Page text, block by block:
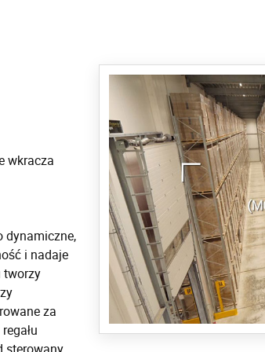
wkracza
dynamiczne,
i nadaje
tworzy
za